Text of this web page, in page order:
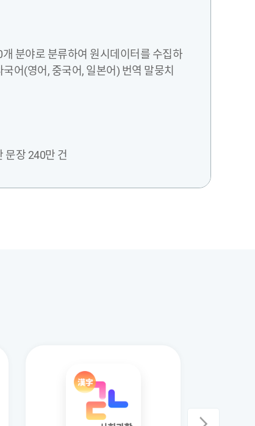
분야로 분류하여 원시데이터를 수집하
어(영어, 중국어, 일본어) 번역 말뭉치
문장 240만 건